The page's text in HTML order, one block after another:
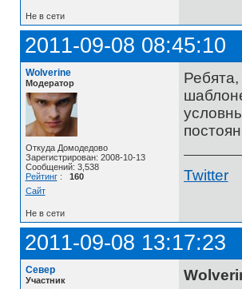
Не в сети
2011-09-08 08:45:10
Wolverine
Модератор
Откуда Домодедово
Зарегистрирован: 2008-10-13
Сообщений: 3,538
Рейтинг: 160
Сайт
Twitter
Не в сети
2011-09-08 13:17:23
Север
Участник